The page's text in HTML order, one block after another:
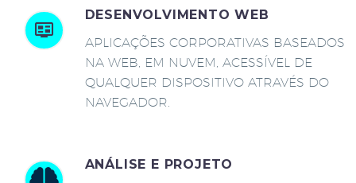
DESENVOLVIMENTO WEB
APLICAÇÕES CORPORATIVAS BASEADOS
NA WEB, EM NUVEM, ACESSÍVEL DE
QUALQUER DISPOSITIVO ATRAVÉS DO
NAVEGADOR.
ANÁLISE E PROJETO